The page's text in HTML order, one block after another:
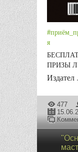
я
ПРИЗЫ
Издател
477